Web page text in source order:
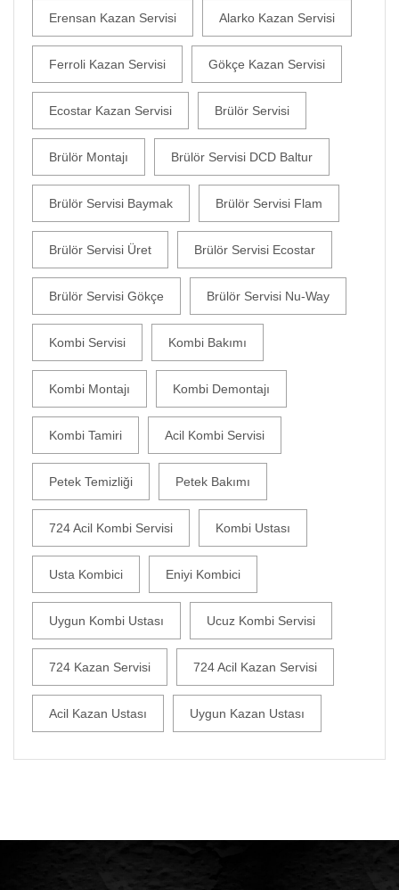
Erensan Kazan Servisi Alarko Kazan Servisi
Ferroli Kazan Servisi Gökçe Kazan Servisi
Ecostar Kazan Servisi Brülör Servisi
Brülör Montajı Brülör Servisi DCD Baltur
Brülör Servisi Baymak Brülör Servisi Flam
Brülör Servisi Üret Brülör Servisi Ecostar
Brülör Servisi Gökçe Brülör Servisi Nu-Way
Kombi Servisi Kombi Bakımı
Kombi Montajı Kombi Demontajı
Kombi Tamiri Acil Kombi Servisi
Petek Temizliği Petek Bakımı
724 Acil Kombi Servisi Kombi Ustası
Usta Kombici Eniyi Kombici
Uygun Kombi Ustası Ucuz Kombi Servisi
724 Kazan Servisi 724 Acil Kazan Servisi
Acil Kazan Ustası Uygun Kazan Ustası